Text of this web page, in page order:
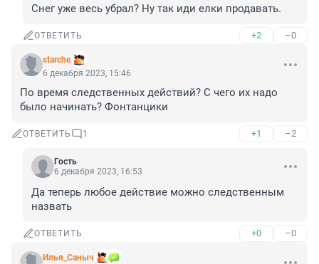
Снег уже весь убрал? Ну так иди елки продавать.
ОТВЕТИТЬ +2 –0
starche
6 декабря 2023, 15:46
По время следственных действий? С чего их надо
было начинать? Фонтанцики
ОТВЕТИТЬ 1 +1 –2
Гость
6 декабря 2023, 16:53
Да теперь любое действие можно следственным
назвать
ОТВЕТИТЬ +0 –0
Илья_Саныч